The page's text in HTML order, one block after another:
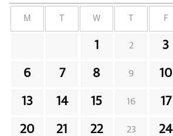
M W F
1 2 3
6 7 8 9 10
13 14 15 16 17
20 21 22 23 24